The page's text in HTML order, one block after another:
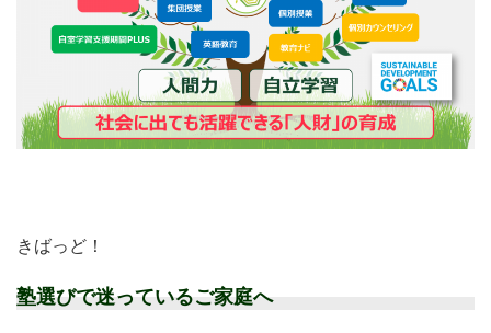
きばっど！
塾選びで迷っているご家庭へ